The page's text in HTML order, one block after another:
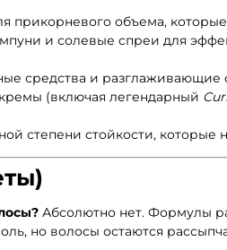
прикорневого объема, которые
и солевые спреи для
средства и разглаживающие
(включая легендарный
степени стойкости, которые
Абсолютно нет. Формулы
но волосы остаются